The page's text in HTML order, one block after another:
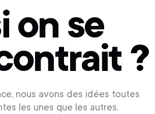
on se
?
nous avons des idées toutes
les unes que les autres.